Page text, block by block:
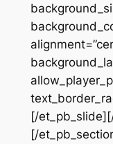
[/
[/